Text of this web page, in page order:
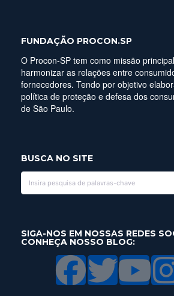
FUNDAÇÃO PROCON.SP
O Procon-SP tem como missão
harmonizar as relações entre
fornecedores. Tendo por objetivo
política de proteção e defesa dos
de São Paulo.
BUSCA NO SITE
SIGA-NOS EM NOSSAS REDES
CONHEÇA NOSSO BLOG: